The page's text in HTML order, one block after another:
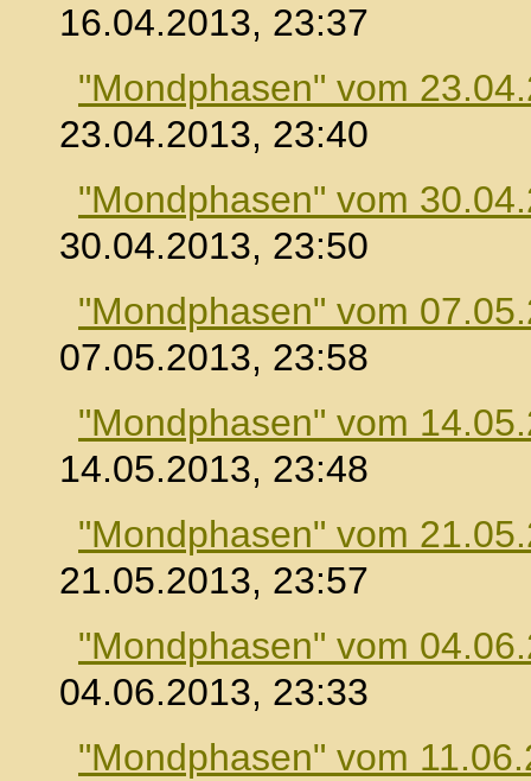
16.04.2013, 23:37
"Mondphasen" vom
23.04.2013, 23:40
"Mondphasen" vom
30.04.2013, 23:50
"Mondphasen" vom
07.05.2013, 23:58
"Mondphasen" vom
14.05.2013, 23:48
"Mondphasen" vom
21.05.2013, 23:57
"Mondphasen" vom
04.06.2013, 23:33
"Mondphasen" vom